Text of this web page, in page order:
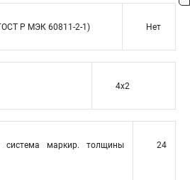
Р МЭК 60811-2-1) Нет
4x2
система маркир. толщины
24